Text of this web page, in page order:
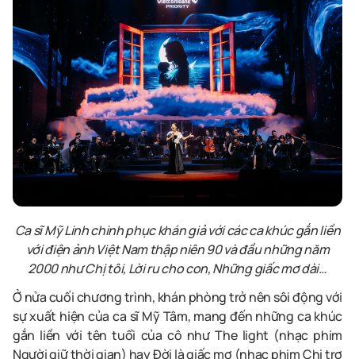
Ca sĩ Mỹ Linh chinh phục khán giả với các ca khúc gắn liền
với điện ảnh Việt Nam thập niên 90 và đầu những năm
2000 như Chị tôi, Lời ru cho con, Những giấc mơ dài…
Ở nửa cuối chương trình, khán phòng trở nên sôi động với
sự xuất hiện của ca sĩ Mỹ Tâm, mang đến những ca khúc
gắn liền với tên tuổi của cô như The light (nhạc phim
Người giữ thời gian) hay Đời là giấc mơ (nhạc phim Chị trợ